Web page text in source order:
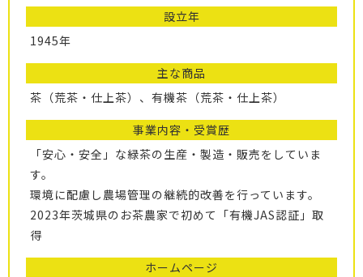
設立年
1945年
主な商品
茶（荒茶・仕上茶）、有機茶（荒茶・仕上茶）
事業内容・受賞歴
「安心・安全」な緑茶の生産・製造・販売をしていま
す。
環境に配慮し農場管理の継続的改善を行っています。
2023年茨城県のお茶農家で初めて「有機JAS認証」取
得
ホームページ